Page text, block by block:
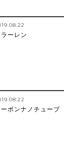
ラーレン
ーボンナノチューブ